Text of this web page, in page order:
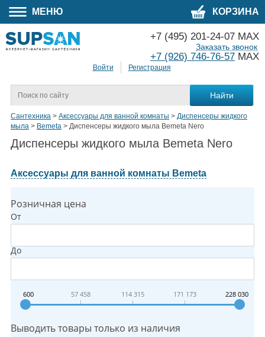
МЕНЮ КОРЗИНА
Войти Регистрация
+7 (495) 201-24-07 MAX
+7 (926) 746-76-57 MAX
Заказать звонок
Сантехника > Аксессуары для ванной комнаты > Диспенсеры жидкого
мыла > Bemeta > Диспенсеры жидкого мыла Bemeta Nero
Диспенсеры жидкого мыла Bemeta Nero
Аксессуары для ванной комнаты Bemeta
Розничная цена
От
До
600 57 458 114 315 171 173 228 030
Выводить товары только из наличия